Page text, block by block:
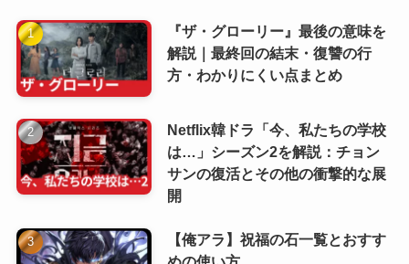
『ザ・グローリー』最後の意味を
解説｜最終回の結末・復讐の行
方・わかりにくい点まとめ
Netflix韓ドラ「今、私たちの学校
は…」シーズン2を解説：チョン
サンの復活とその他の衝撃的な展
開
【俺アラ】祝福の石一覧とおすす